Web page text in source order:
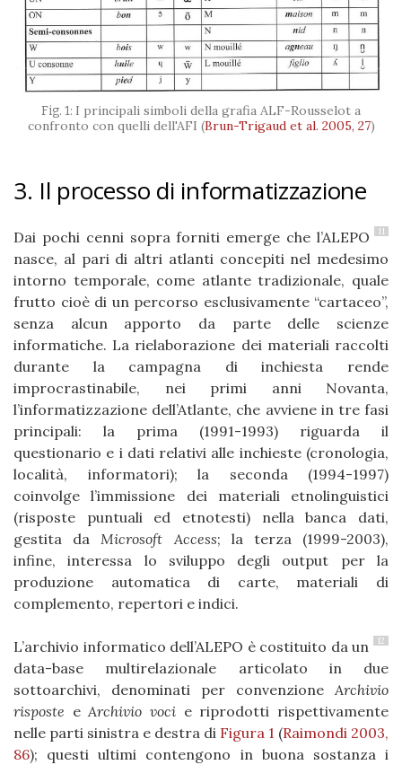
I principali simboli della grafia ALF-Rousselot a
confronto con quelli dell'AFI (Brun-Trigaud et al. 2005, 27)
3. Il processo di informatizzazione
11
Dai pochi cenni sopra forniti emerge che l’ALEPO
nasce, al pari di altri atlanti concepiti nel medesimo
intorno temporale, come atlante tradizionale, quale
frutto cioè di un percorso esclusivamente “cartaceo”,
senza alcun apporto da parte delle scienze
informatiche. La rielaborazione dei materiali raccolti
durante la campagna di inchiesta rende
improcrastinabile, nei primi anni Novanta,
l’informatizzazione dell’Atlante, che avviene in tre fasi
principali: la prima (1991-1993) riguarda il
questionario e i dati relativi alle inchieste (cronologia,
località, informatori); la seconda (1994-1997)
coinvolge l’immissione dei materiali etnolinguistici
(risposte puntuali ed etnotesti) nella banca dati,
gestita da Microsoft Access; la terza (1999-2003),
infine, interessa lo sviluppo degli output per la
produzione automatica di carte, materiali di
complemento, repertori e indici.
12
L’archivio informatico dell’ALEPO è costituito da un
data-base multirelazionale articolato in due
sottoarchivi, denominati per convenzione Archivio
risposte e Archivio voci e riprodotti rispettivamente
nelle parti sinistra e destra di Figura 1 (Raimondi 2003,
86); questi ultimi contengono in buona sostanza i